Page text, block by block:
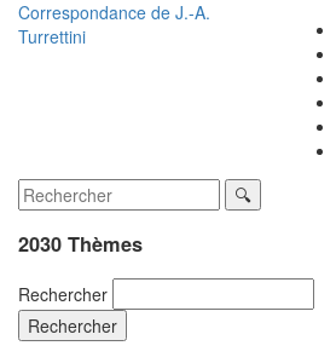
Correspondance de J.-A.
Turrettini
2030 Thèmes
Rechercher
Rechercher